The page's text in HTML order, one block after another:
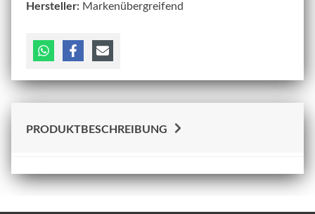
Hersteller: Markenübergreifend
PRODUKTBESCHREIBUNG